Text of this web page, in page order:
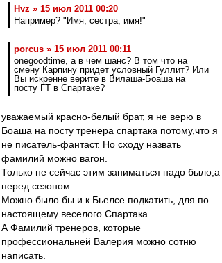
Hvz » 15 июл 2011 00:20
Например? "Имя, сестра, имя!"
porcus » 15 июл 2011 00:11
onegoodtime, а в чем шанс? В том что на
смену Карпину придет условный Гуллит? Или
Вы искренне верите в Вилаша-Боаша на
посту ГТ в Спартаке?
уважаемый красно-белый брат, я не верю в
Боаша на посту тренера спартака потому,что я
не писатель-фантаст. Но сходу назвать
фамилий можно вагон.
Только не сейчас этим заниматься надо было,а
перед сезоном.
Можно было бы и к Бьелсе подкатить, для по
настоящему веселого Спартака.
А Фамилий тренеров, которые
профессиональней Валерия можно сотню
написать.